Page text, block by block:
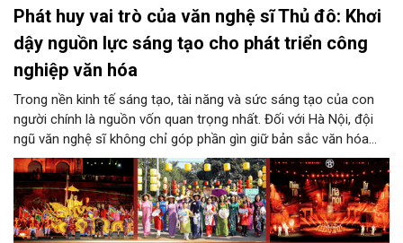
Phát huy vai trò của văn nghệ sĩ Thủ đô: Khơi
dậy nguồn lực sáng tạo cho phát triển công
nghiệp văn hóa
Trong nền kinh tế sáng tạo, tài năng và sức sáng tạo của con
người chính là nguồn vốn quan trọng nhất. Đối với Hà Nội, đội
ngũ văn nghệ sĩ không chỉ góp phần gìn giữ bản sắc văn hóa
mà còn giữ vai trò trung tâm trong quá trình hình thành các sản
phẩm công nghiệp văn hóa có giá trị. Khơi dậy, phát huy và tạo
điều kiện để nguồn lực sáng tạo ấy phát triển sẽ là “chìa khóa”
để Hà Nội khai thác hiệu quả tiềm năng văn hóa, nâng cao năng
lực cạnh tranh và khẳng định vị thế của một trung tâm sáng tạo